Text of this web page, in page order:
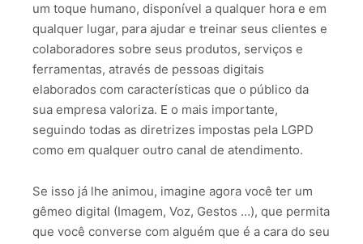
um toque humano, disponível a qualquer hora e em
qualquer lugar, para ajudar e treinar seus clientes e
colaboradores sobre seus produtos, serviços e
ferramentas, através de pessoas digitais
elaborados com características que o público da
sua empresa valoriza. E o mais importante,
seguindo todas as diretrizes impostas pela LGPD
como em qualquer outro canal de atendimento.
Se isso já lhe animou, imagine agora você ter um
gêmeo digital (Imagem, Voz, Gestos …), que permita
que você converse com alguém que é a cara do seu